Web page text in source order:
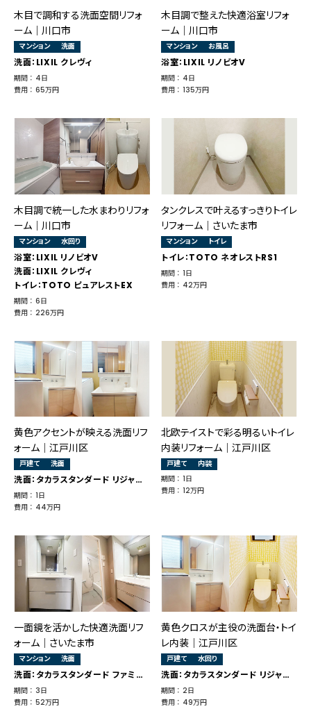
木目で調和する洗面空間リフォ
ーム｜川口市
マンション 洗面
洗面：LIXIL クレヴィ
期間 ： 4日
費用 ： 65万円
木目調で整えた快適浴室リフォ
ーム｜川口市
マンション お風呂
浴室：LIXIL リノビオV
期間 ： 4日
費用 ： 135万円
木目調で統一した水まわりリフォ
ーム｜川口市
マンション 水回り
浴室：LIXIL リノビオV
洗面：LIXIL クレヴィ
トイレ：TOTO ピュアレストEX
期間 ： 6日
費用 ： 226万円
タンクレスで叶えるすっきりトイレ
リフォーム｜さいたま市
マンション トイレ
トイレ：TOTO ネオレストRS1
期間 ： 1日
費用 ： 42万円
黄色アクセントが映える洗面リフ
ォーム｜江戸川区
戸建て 洗面
洗面：タカラスタンダード リジャスト
期間 ： 1日
費用 ： 44万円
北欧テイストで彩る明るいトイレ
内装リフォーム｜江戸川区
戸建て
内装
期間 ： 1日
費用 ： 12万円
一面鏡を活かした快適洗面リフ
ォーム｜さいたま市
マンション 洗面
洗面：タカラスタンダード ファミーユ
期間 ： 3日
費用 ： 52万円
黄色クロスが主役の洗面台・トイ
レ内装｜江戸川区
戸建て 水回り
洗面：タカラスタンダード リジャスト
期間 ： 2日
費用 ： 49万円